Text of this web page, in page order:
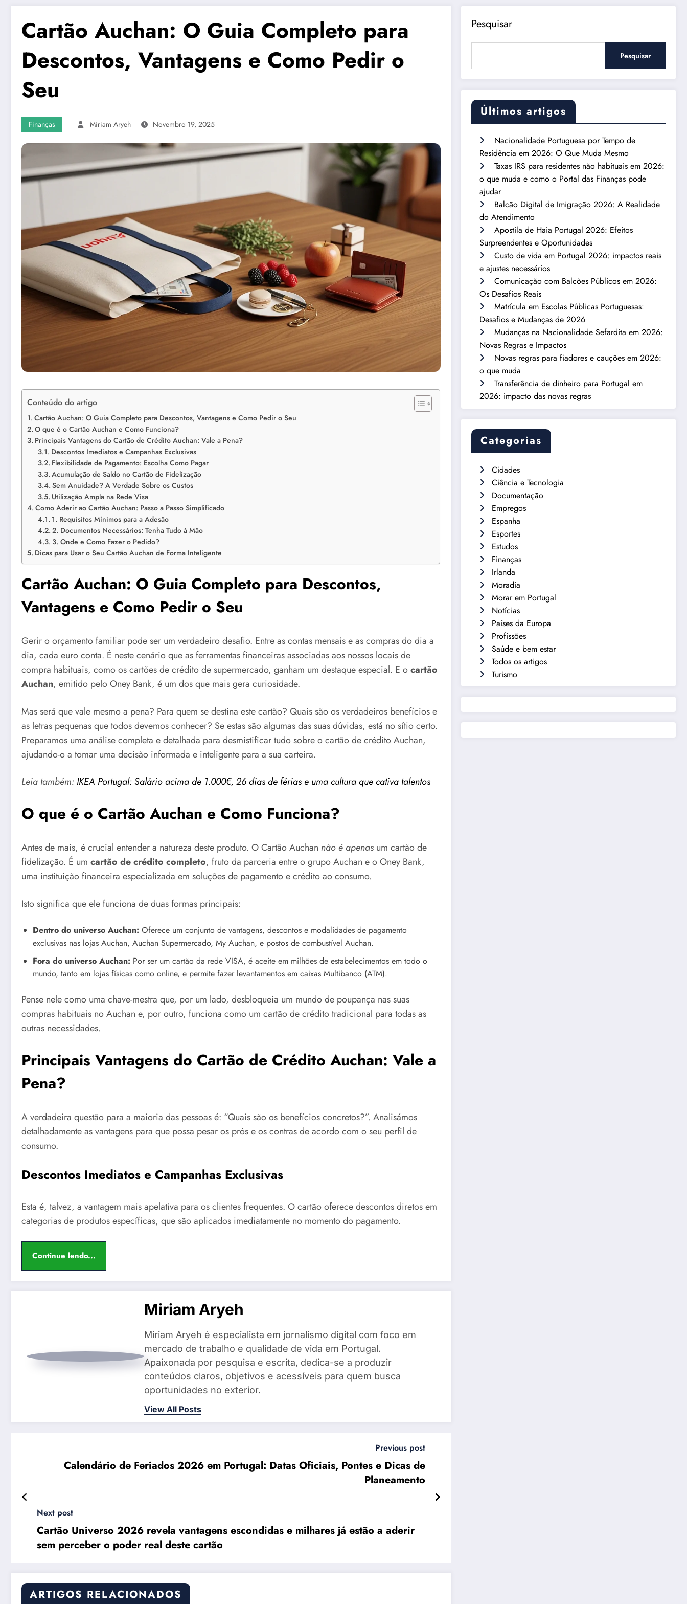
Cartão Auchan: O Guia Completo para
Descontos, Vantagens e Como Pedir o
Seu
Finanças Miriam Aryeh Novembro 19, 2025
Conteúdo do artigo
Cartão Auchan: O Guia Completo para Descontos, Vantagens e Como Pedir o Seu
O que é o Cartão Auchan e Como Funciona?
Principais Vantagens do Cartão de Crédito Auchan: Vale a Pena?
Descontos Imediatos e Campanhas Exclusivas
Flexibilidade de Pagamento: Escolha Como Pagar
Acumulação de Saldo no Cartão de Fidelização
Sem Anuidade? A Verdade Sobre os Custos
Utilização Ampla na Rede Visa
Como Aderir ao Cartão Auchan: Passo a Passo Simplificado
1. Requisitos Mínimos para a Adesão
2. Documentos Necessários: Tenha Tudo à Mão
3. Onde e Como Fazer o Pedido?
Dicas para Usar o Seu Cartão Auchan de Forma Inteligente
Cartão Auchan: O Guia Completo para Descontos,
Vantagens e Como Pedir o Seu
Gerir o orçamento familiar pode ser um verdadeiro desafio. Entre as contas mensais e as compras do dia a
dia, cada euro conta. É neste cenário que as ferramentas financeiras associadas aos nossos locais de
compra habituais, como os cartões de crédito de supermercado, ganham um destaque especial. E ocartão
Auchan, emitido pelo Oney Bank, é um dos que mais gera curiosidade.
Mas será que vale mesmo a pena? Para quem se destina este cartão? Quais são os verdadeiros benefícios e
as letras pequenas que todos devemos conhecer? Se estas são algumas das suas dúvidas, está no sítio certo.
Preparamos uma análise completa e detalhada para desmistificar tudo sobre o cartão de crédito Auchan,
ajudando-o a tomar uma decisão informada e inteligente para a sua carteira.
Leia também: IKEA Portugal: Salário acima de 1.000€, 26 dias de férias e uma cultura que cativa talentos
O que é o Cartão Auchan e Como Funciona?
Antes de mais, é crucial entender a natureza deste produto. O Cartão Auchan não é apenas um cartão de
fidelização. É um cartão de crédito completo, fruto da parceria entre o grupo Auchan e o Oney Bank,
uma instituição financeira especializada em soluções de pagamento e crédito ao consumo.
Isto significa que ele funciona de duas formas principais:
Dentro do universo Auchan: Oferece um conjunto de vantagens, descontos e modalidades de pagamento
exclusivas nas lojas Auchan, Auchan Supermercado, My Auchan, e postos de combustível Auchan.
Fora do universo Auchan: Por ser um cartão da rede VISA, é aceite em milhões de estabelecimentos em todo o
mundo, tanto em lojas físicas como online, e permite fazer levantamentos em caixas Multibanco (ATM).
Pense nele como uma chave-mestra que, por um lado, desbloqueia um mundo de poupança nas suas
compras habituais no Auchan e, por outro, funciona como um cartão de crédito tradicional para todas as
outras necessidades.
Principais Vantagens do Cartão de Crédito Auchan: Vale a
Pena?
A verdadeira questão para a maioria das pessoas é: “Quais são os benefícios concretos?”. Analisámos
detalhadamente as vantagens para que possa pesar os prós e os contras de acordo com o seu perfil de
consumo.
Descontos Imediatos e Campanhas Exclusivas
Esta é, talvez, a vantagem mais apelativa para os clientes frequentes. O cartão oferece descontos diretos em
categorias de produtos específicas, que são aplicados imediatamente no momento do pagamento.
Continue lendo...
Miriam Aryeh
Miriam Aryeh é especialista em jornalismo digital com foco em
mercado de trabalho e qualidade de vida em Portugal.
Apaixonada por pesquisa e escrita, dedica-se a produzir
conteúdos claros, objetivos e acessíveis para quem busca
oportunidades no exterior.
View All Posts
Previous post
Calendário de Feriados 2026 em Portugal: Datas Oficiais, Pontes e Dicas de
Planeamento
Next post
Cartão Universo 2026 revela vantagens escondidas e milhares já estão a aderir
sem perceber o poder real deste cartão
ARTIGOS RELACIONADOS
Pesquisar
Pesquisar
Últimos artigos
Nacionalidade Portuguesa por Tempo de
Residência em 2026: O Que Muda Mesmo
Taxas IRS para residentes não habituais em 2026:
o que muda e como o Portal das Finanças pode
ajudar
Balcão Digital de Imigração 2026: A Realidade
do Atendimento
Apostila de Haia Portugal 2026: Efeitos
Surpreendentes e Oportunidades
Custo de vida em Portugal 2026: impactos reais
e ajustes necessários
Comunicação com Balcões Públicos em 2026:
Os Desafios Reais
Matrícula em Escolas Públicas Portuguesas:
Desafios e Mudanças de 2026
Mudanças na Nacionalidade Sefardita em 2026:
Novas Regras e Impactos
Novas regras para fiadores e cauções em 2026:
o que muda
Transferência de dinheiro para Portugal em
2026: impacto das novas regras
Categorias
Cidades
Ciência e Tecnologia
Documentação
Empregos
Espanha
Esportes
Estudos
Finanças
Irlanda
Moradia
Morar em Portugal
Notícias
Países da Europa
Profissões
Saúde e bem estar
Todos os artigos
Turismo